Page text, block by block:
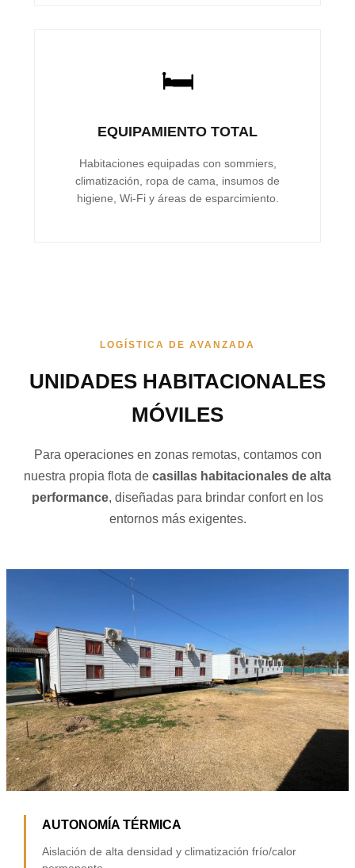
🛏️
EQUIPAMIENTO TOTAL
Habitaciones equipadas con sommiers,
climatización, ropa de cama, insumos de
higiene, Wi-Fi y áreas de esparcimiento.
LOGÍSTICA DE AVANZADA
UNIDADES HABITACIONALES
MÓVILES
Para operaciones en zonas remotas, contamos con
nuestra propia flota de casillas habitacionales de alta
performance, diseñadas para brindar confort en los
entornos más exigentes.
AUTONOMÍA TÉRMICA
Aislación de alta densidad y climatización frío/calor